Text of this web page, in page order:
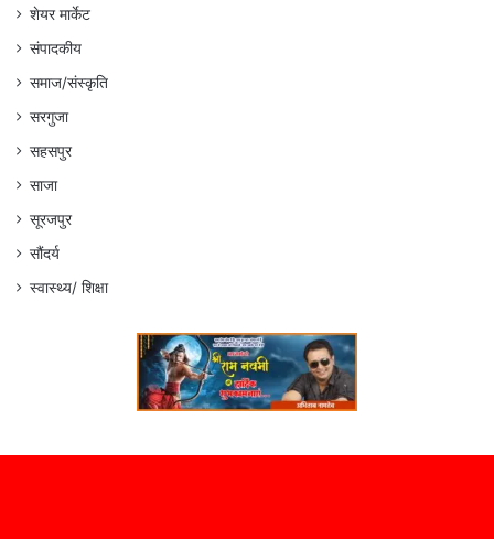
शेयर मार्केट
संपादकीय
समाज/संस्कृति
सरगुजा
सहसपुर
साजा
सूरजपुर
सौंदर्य
स्वास्थ्य/ शिक्षा